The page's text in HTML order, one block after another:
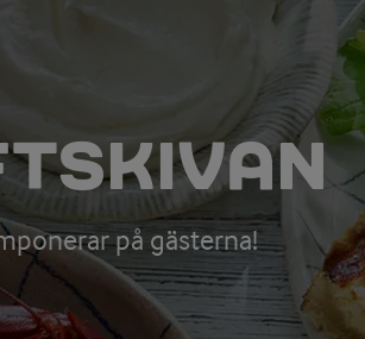
på gästerna!